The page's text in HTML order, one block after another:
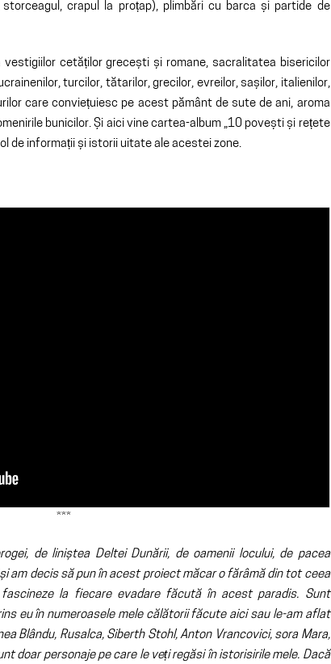
crapul la proțap), plimbări cu barca și partide de
vestigiilor cetăților grecești și romane, sacralitatea bisericilor
turcilor, tătarilor, grecilor, evreilor, sașilor, italienilor,
care conviețuiesc pe acest pământ de sute de ani, aroma
bunicilor. Și aici vine cartea-album „10 povești și rețete
de informații și istorii uitate ale acestei zone.
***
de liniștea Deltei Dunării, de oamenii locului, de pacea
am decis să pun în acest proiect măcar o fărâmă din tot ceea
la fiecare evadare făcută în acest paradis. Sunt
eu în numeroasele mele călătorii făcute aici sau le-am aflat
Blându, Rusalca, Siberth Stohl, Anton Vrancovici, sora Mara,
doar personaje pe care le veți regăsi în istorisirile mele. Dacă